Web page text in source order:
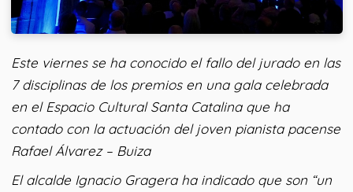
Este viernes se ha conocido el fallo del jurado en las
7 disciplinas de los premios en una gala celebrada
en el Espacio Cultural Santa Catalina que ha
contado con la actuación del joven pianista pacense
Rafael Álvarez – Buiza
El alcalde Ignacio Gragera ha indicado que son “un